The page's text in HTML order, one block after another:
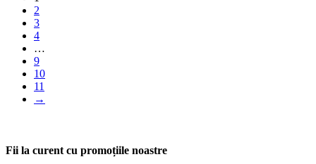
2
3
4
…
9
10
11
→
Fii la curent cu promoțiile noastre